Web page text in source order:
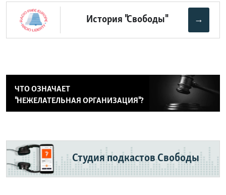
История "Свободы" →
ЧТО ОЗНАЧАЕТ
"НЕЖЕЛАТЕЛЬНАЯ ОРГАНИЗАЦИЯ"?
Студия подкастовСвободы